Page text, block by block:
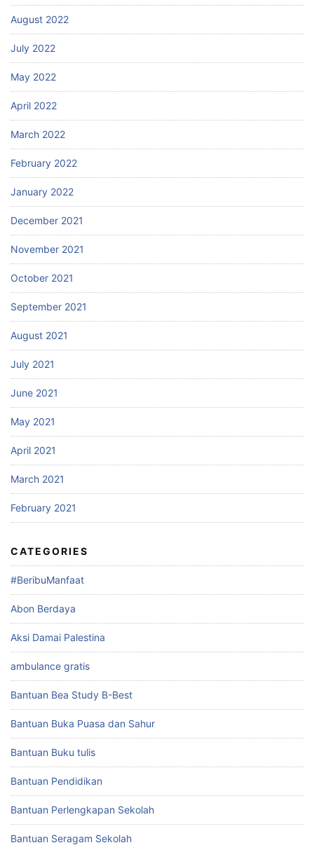
August 2022
July 2022
May 2022
April 2022
March 2022
February 2022
January 2022
December 2021
November 2021
October 2021
September 2021
August 2021
July 2021
June 2021
May 2021
April 2021
March 2021
February 2021
CATEGORIES
#BeribuManfaat
Abon Berdaya
Aksi Damai Palestina
ambulance gratis
Bantuan Bea Study B-Best
Bantuan Buka Puasa dan Sahur
Bantuan Buku tulis
Bantuan Pendidikan
Bantuan Perlengkapan Sekolah
Bantuan Seragam Sekolah